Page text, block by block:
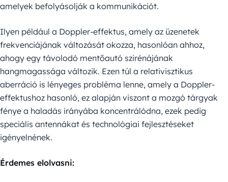
amelyek befolyásolják a kommunikációt.
Ilyen például a Doppler-effektus, amely az üzenetek
frekvenciájának változását okozza, hasonlóan ahhoz,
ahogy egy távolodó mentőautó szirénájának
hangmagassága változik. Ezen túl a relativisztikus
aberráció is lényeges probléma lenne, amely a Doppler-
effektushoz hasonló, ez alapján viszont a mozgó tárgyak
fénye a haladás irányába koncentrálódna, ezek pedig
speciális antennákat és technológiai fejlesztéseket
igényelnének.
Érdemes elolvasni: